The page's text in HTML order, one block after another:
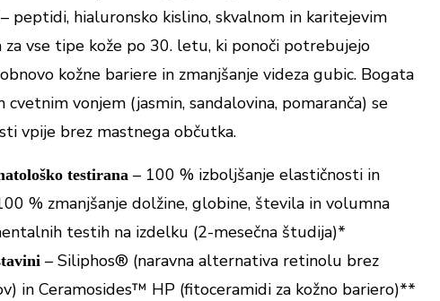
peptidi, hialuronsko kislino, skvalnom in karitejevim
za vse tipe kože po 30. letu, ki ponoči potrebujejo
kožne bariere in zmanjšanje videza gubic. Bogata
vonjem (jasmin, sandalovina, pomaranča) se
vpije brez mastnega občutka.
testirana – 100 % izboljšanje elastičnosti in
% zmanjšanje dolžine, globine, števila in volumna
testih na izdelku (2-mesečna študija)*
– Siliphos® (naravna alternativa retinolu brez
in Ceramosides™ HP (fitoceramidi za kožno bariero)**